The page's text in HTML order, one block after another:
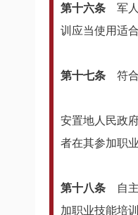
第十六条 军
训应当使用适
第十七条 符
安置地人民政
者在其参加职
第十八条
自
加职业技能培